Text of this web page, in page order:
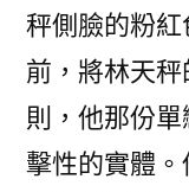
秤側臉的粉
前，將林天
則，他那份
擊性的實體